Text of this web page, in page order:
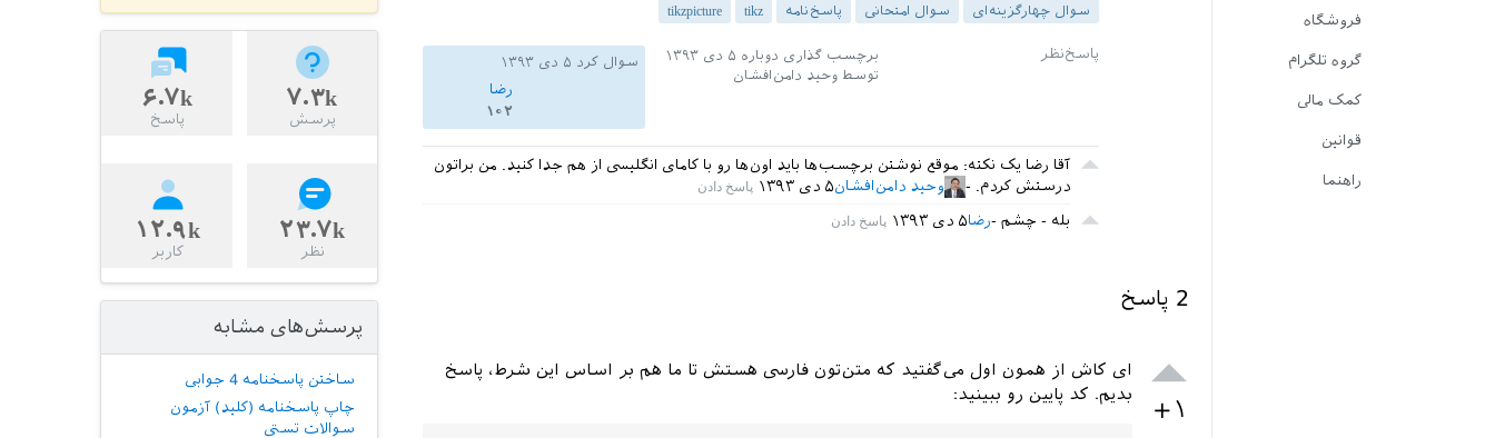
فروشگاه
گروه تلگرام
کمک مالی
قوانین
راهنما
سوال چهارگزینه‌ای سوال امتحانی پاسخ‌نامه tikz
tikzpicture
برچسب گذاری دوباره ۵ دی ۱۳۹۳
توسط وحید دامن‌افشان
سوال کرد ۵ دی ۱۳۹۳
رضا
۱۰۲
آقا رضا یک نکته: موقع نوشتن برچسب‌ها باید اون‌ها رو با کامای انگلیسی از هم جدا کنید. من براتون
درستش کردم.
۵ دی ۱۳۹۳وحید دامن‌افشان
بله - چشم ۵ دی ۱۳۹۳رضا
2 پاسخ
+۱
ای کاش از همون اول می‌گفتید که متن‌تون فارسی هستش تا ما هم بر اساس این شرط، پاسخ
بدیم. کد پایین رو ببینید:
۷.۳k
پرسش
۶.۷k
پاسخ
۲۳.۷k
نظر
۱۲.۹k
کاربر
پرسش‌های مشابه
ساختن پاسخنامه 4 جوابی
چاپ پاسخنامه (کلید) آزمون
سوالات تستی